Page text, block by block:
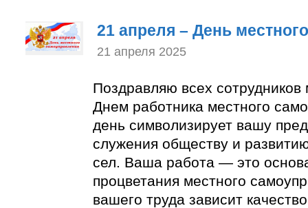
21 апреля – День
21 апреля 2025
Поздравляю всех сотрудников
Днем работника местного
день символизирует вашу
служения обществу и
сел. Ваша работа — это
процветания местного
вашего труда зависит